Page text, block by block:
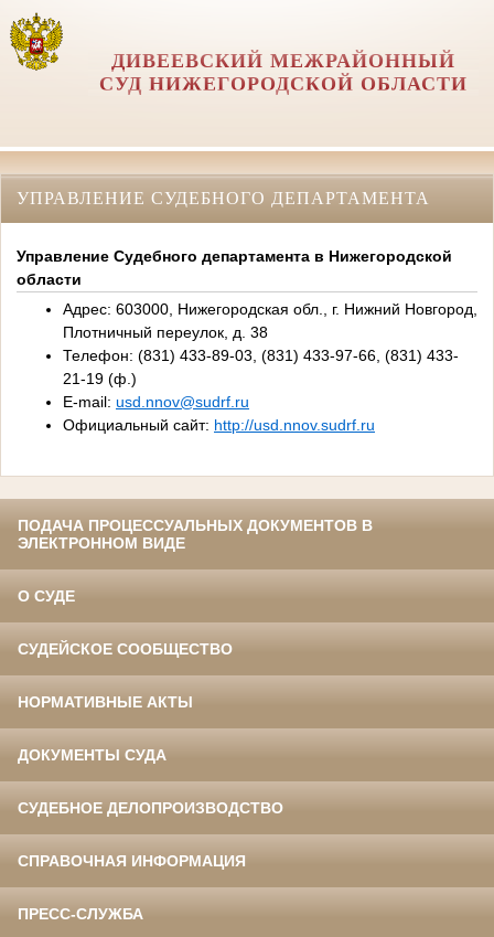
ДИВЕЕВСКИЙ МЕЖРАЙОННЫЙ
СУД НИЖЕГОРОДСКОЙ ОБЛАСТИ
УПРАВЛЕНИЕ СУДЕБНОГО ДЕПАРТАМЕНТА
Управление Судебного департамента в Нижегородской
области
Адрес: 603000, Нижегородская обл., г. Нижний Новгород,
Плотничный переулок, д. 38
Телефон: (831) 433-89-03, (831) 433-97-66, (831) 433-
21-19 (ф.)
E-mail: usd.nnov@sudrf.ru
Официальный сайт: http://usd.nnov.sudrf.ru
ПОДАЧА ПРОЦЕССУАЛЬНЫХ ДОКУМЕНТОВ В
ЭЛЕКТРОННОМ ВИДЕ
О СУДЕ
СУДЕЙСКОЕ СООБЩЕСТВО
НОРМАТИВНЫЕ АКТЫ
ДОКУМЕНТЫ СУДА
СУДЕБНОЕ ДЕЛОПРОИЗВОДСТВО
СПРАВОЧНАЯ ИНФОРМАЦИЯ
ПРЕСС-СЛУЖБА